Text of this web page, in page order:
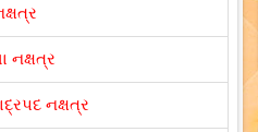
નક્ષત્ર
નક્ષત્ર